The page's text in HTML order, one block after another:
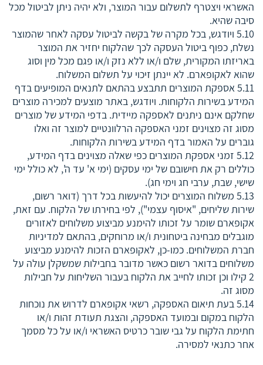
האשראי ויצטרף לתשלום עבור המוצר, ולא יהיה ניתן לביטול מכל
סיבה שהיא.
5.10 ויודגש, בכל מקרה של בקשה לביטול עסקה לאחר שהמוצר
נשלח, כפוף ביטול העסקה לכך שהלקוח יחזיר את המוצר
באריזתו המקורית, שלם ו/או ללא נזק ו/או פגם מכל מין וסוג
שהוא לאקופארם. לא יינתן זיכוי על תשלום המשלוח.
5.11 אספקת המוצרים תתבצע בהתאם לתנאים המופיעים בדף
המידע בשירות הלקוחות. ויודגש, באתר מוצעים למכירה מוצרים
שחלקם אינם ניתנים לאספקה מיידית. בדפי המידע של מוצרים
מסוג זה מצוינים זמני האספקה הרלוונטיים למוצר זה ואלו
גוברים על האמור בדף המידע בשירות הלקוחות.
5.12 זמני אספקת המוצרים כפי שאלה מצוינים בדף המידע,
כוללים רק את חישובם של ימי עסקים (ימי א' עד ה', לא כולל ימי
שישי, שבת, ערבי חג וימי חג).
5.13 משלוח המוצרים יכול להיעשות בכל דרך (דואר רשום,
שירות שליחים, "איסוף עצמי"), לפי בחירתו של הלקוח. עם זאת,
אקופארם שומר על זכותו להימנע מביצוע משלוחים לאזורים
מוגבלים מבחינה ביטחונית ו/או מרוחקים, בהתאם למדיניות
חברת המשלוחים. כמו-כן, לאקופארם הזכות להימנע מביצוע
משלוחים בדואר רשום כאשר מדובר בחבילות שמשקלן עולה על
2 קילו וכן זכותו לחייב את הלקוח בעבור השליחות על חבילות
מסוג זה.
5.14 בעת תיאום האספקה, רשאי אקופארם לדרוש את נוכחות
הלקוח במקום ובמועד האספקה, והצגת תעודת זהות ו/או
חתימת הלקוח על גבי שובר כרטיס האשראי ו/או על כל מסמך
אחר כתנאי למסירה.